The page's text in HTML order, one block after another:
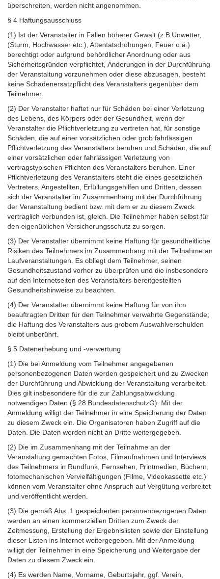
überschreiten, werden nicht angenommen.
§ 4 Haftungsausschluss
(1) Ist der Veranstalter in Fällen höherer Gewalt (z.B.Unwetter,
(Sturm, Hochwasser etc.), Attentatsdrohungen, Feuer o.ä.)
berechtigt oder aufgrund behördlicher Anordnung oder aus
Sicherheitsgründen verpflichtet, Änderungen in der Durchführung
der Veranstaltung vorzunehmen oder diese abzusagen, besteht
keine Schadenersatzpflicht des Veranstalters gegenüber dem
Teilnehmer.
(2) Der Veranstalter haftet nur für Schäden bei einer Verletzung
des Lebens, des Körpers oder der Gesundheit, wenn der
Veranstalter die Pflichtverletzung zu vertreten hat, für sonstige
Schäden, die auf einer vorsätzlichen oder grob fahrlässigen
Pflichtverletzung des Veranstalters beruhen und Schäden, die auf
einer vorsätzlichen oder fahrlässigen Verletzung von
vertragstypischen Pflichten des Veranstalters beruhen. Einer
Pflichtverletzung des Veranstalters steht die eines gesetzlichen
Vertreters, Angestellten, Erfüllungsgehilfen und Dritten, dessen
sich der Veranstalter im Zusammenhang mit der Durchführung
der Veranstaltung bedient bzw. mit dem er zu diesem Zweck
vertraglich verbunden ist, gleich. Die Teilnehmer haben selbst für
den eigenüblichen Versicherungsschutz zu sorgen.
(3) Der Veranstalter übernimmt keine Haftung für gesundheitliche
Risiken des Teilnehmers im Zusammenhang mit der Teilnahme an
Laufveranstaltungen. Es obliegt dem Teilnehmer, seinen
Gesundheitszustand vorher zu überprüfen und die insbesondere
auf den Internetseiten des Veranstalters bereitgestellten
Gesundheitshinweise zu beachten.
(4) Der Veranstalter übernimmt keine Haftung für von ihm
beauftragten Dritten für den Teilnehmer verwahrte Gegenstände;
die Haftung des Veranstalters aus grobem Auswahlverschulden
bleibt unberührt.
§ 5 Datenerhebung und -verwertung
(1) Die bei Anmeldung vom Teilnehmer angegebenen
personenbezogenen Daten werden gespeichert und zu Zwecken
der Durchführung und Abwicklung der Veranstaltung verarbeitet.
Dies gilt insbesondere für die zur Zahlungsabwicklung
notwendigen Daten (§ 28 BundesdatenschutzG). Mit der
Anmeldung willigt der Teilnehmer in eine Speicherung der Daten
zu diesem Zweck ein. Die Organisatoren haben Zugriff auf die
Daten. Die Daten werden nicht an Dritte weitergegeben.
(2) Die im Zusammenhang mit der Teilnahme an der
Veranstaltung gemachten Fotos, Filmaufnahmen und Interviews
des Teilnehmers in Rundfunk, Fernsehen, Printmedien, Büchern,
fotomechanischen Vervielfältigungen (Filme, Videokassette etc.)
können vom Veranstalter ohne Anspruch auf Vergütung verbreitet
und veröffentlicht werden.
(3) Die gemäß Abs. 1 gespeicherten personenbezogenen Daten
werden an einen kommerziellen Dritten zum Zweck der
Zeitmessung, Erstellung der Ergebnislisten sowie der Einstellung
dieser Listen ins Internet weitergegeben. Mit der Anmeldung
willigt der Teilnehmer in eine Speicherung und Weitergabe der
Daten zu diesem Zweck ein.
(4) Es werden Name, Vorname, Geburtsjahr, ggf. Verein,